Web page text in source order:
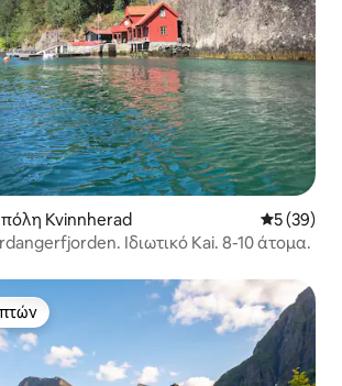
πόλη Kvinnherad Μέση
5 (39)
Ιδιωτικό Kai. 8-10 άτομα.